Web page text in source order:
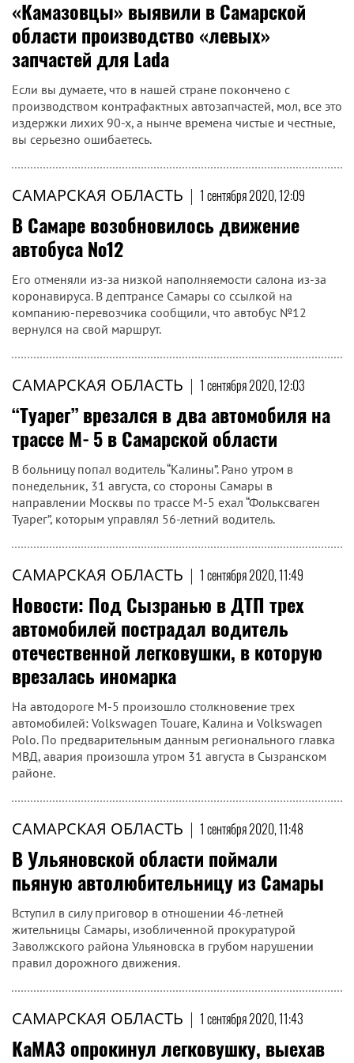
«Камазовцы» выявили в Самарской
области производство «левых»
запчастей для Lada
Если вы думаете, что в нашей стране покончено с
производством контрафактных автозапчастей, мол, все это
издержки лихих 90-х, а нынче времена чистые и честные,
вы серьезно ошибаетесь.
САМАРСКАЯ ОБЛАСТЬ | 1 сентября 2020, 12:09
В Самаре возобновилось движение
автобуса №12
Его отменяли из-за низкой наполняемости салона из-за
коронавируса. В дептрансе Самары со ссылкой на
компанию-перевозчика сообщили, что автобус №12
вернулся на свой маршрут.
САМАРСКАЯ ОБЛАСТЬ | 1 сентября 2020, 12:03
“Туарег” врезался в два автомобиля на
трассе М‑5 в Самарской области
В больницу попал водитель “Калины”. Рано утром в
понедельник, 31 августа, со стороны Самары в
направлении Москвы по трассе М‑5 ехал “Фольксваген
Туарег”, которым управлял 56-летний водитель.
САМАРСКАЯ ОБЛАСТЬ | 1 сентября 2020, 11:49
Новости: Под Сызранью в ДТП трех
автомобилей пострадал водитель
отечественной легковушки, в которую
врезалась иномарка
На автодороге М-5 произошло столкновение трех
автомобилей: Volkswagen Touare, Калина и Volkswagen
Polo. По предварительным данным регионального главка
МВД, авария произошла утром 31 августа в Сызранском
районе.
САМАРСКАЯ ОБЛАСТЬ | 1 сентября 2020, 11:48
В Ульяновской области поймали
пьяную автолюбительницу из Самары
Вступил в силу приговор в отношении 46-летней
жительницы Самары, изобличенной прокуратурой
Заволжского района Ульяновска в грубом нарушении
правил дорожного движения.
САМАРСКАЯ ОБЛАСТЬ | 1 сентября 2020, 11:43
КаМАЗ опрокинул легковушку, выехав